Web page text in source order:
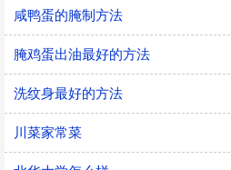
咸鸭蛋的腌制方法
腌鸡蛋出油最好的方法
洗纹身最好的方法
川菜家常菜